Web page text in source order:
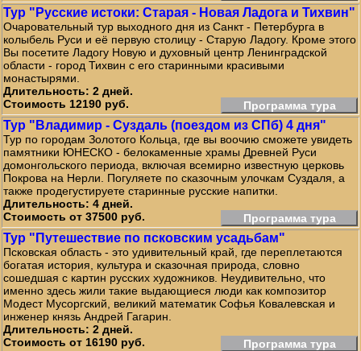
Тур "Русские истоки: Старая - Новая Ладога и Тихвин"
Очаровательный тур выходного дня из Санкт - Петербурга в
колыбель Руси и её первую столицу - Старую Ладогу. Кроме этого
Вы посетите Ладогу Новую и духовный центр Ленинградской
области - город Тихвин с его старинными красивыми
монастырями.
Длительность: 2 дней.
Стоимость 12190 руб.
Программа тура
Тур "Владимир - Суздаль (поездом из СПб) 4 дня"
Тур по городам Золотого Кольца, где вы воочию сможете увидеть
памятники ЮНЕСКО - белокаменные храмы Древней Руси
домонгольского периода, включая всемирно известную церковь
Покрова на Нерли. Погуляете по сказочным улочкам Суздаля, а
также продегустируете старинные русские напитки.
Длительность: 4 дней.
Стоимость от 37500 руб.
Программа тура
Тур "Путешествие по псковским усадьбам"
Псковская область - это удивительный край, где переплетаются
богатая история, культура и сказочная природа, словно
сошедшая с картин русских художников. Неудивительно, что
именно здесь жили такие выдающиеся люди как композитор
Модест Мусоргский, великий математик Софья Ковалевская и
инженер князь Андрей Гагарин.
Длительность: 2 дней.
Стоимость от 16190 руб.
Программа тура